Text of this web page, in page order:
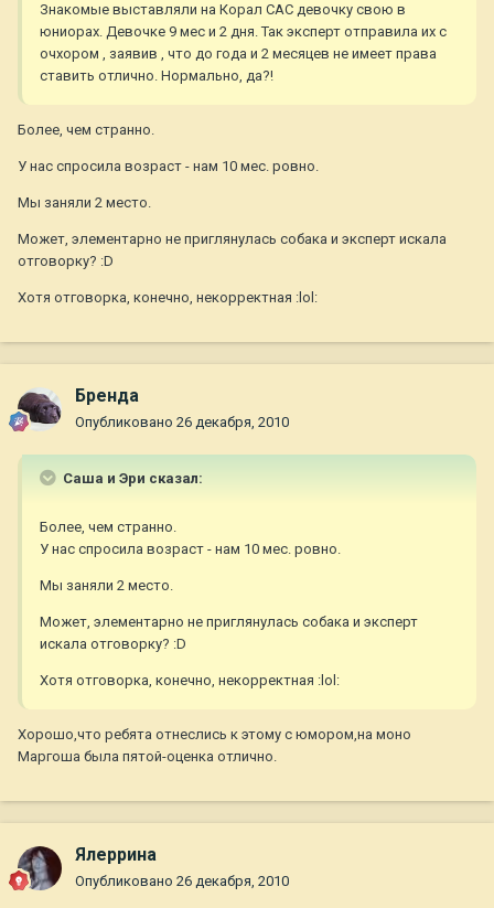
Знакомые выставляли на Корал САС девочку свою в
юниорах. Девочке 9 мес и 2 дня. Так эксперт отправила их с
очхором , заявив , что до года и 2 месяцев не имеет права
ставить отлично. Нормально, да?!
Более, чем странно.
У нас спросила возраст - нам 10 мес. ровно.
Мы заняли 2 место.
Может, элементарно не приглянулась собака и эксперт искала
отговорку? :D
Хотя отговорка, конечно, некорректная :lol:
Бренда
Опубликовано 26 декабря, 2010
Саша и Эри сказал:
Более, чем странно.
У нас спросила возраст - нам 10 мес. ровно.
Мы заняли 2 место.
Может, элементарно не приглянулась собака и эксперт
искала отговорку? :D
Хотя отговорка, конечно, некорректная :lol:
Хорошо,что ребята отнеслись к этому с юмором,на моно
Маргоша была пятой-оценка отлично.
Ялеррина
Опубликовано 26 декабря, 2010